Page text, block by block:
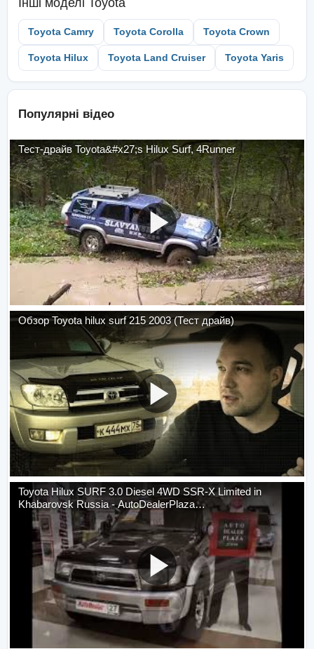
Toyota Camry Toyota Corolla Toyota Crown
Toyota Hilux Toyota Land Cruiser Toyota Yaris
Популярні відео
Тест-драйв Toyota&#x27;s Hilux Surf, 4Runner
Обзор Toyota hilux surf 215 2003 (Тест драйв)
Toyota Hilux SURF 3.0 Diesel 4WD SSR-X Limited in
Khabarovsk Russia - AutoDealerPlaza…